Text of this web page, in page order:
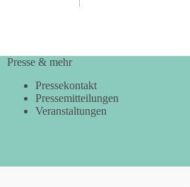
Presse & mehr
Pressekontakt
Pressemitteilungen
Veranstaltungen